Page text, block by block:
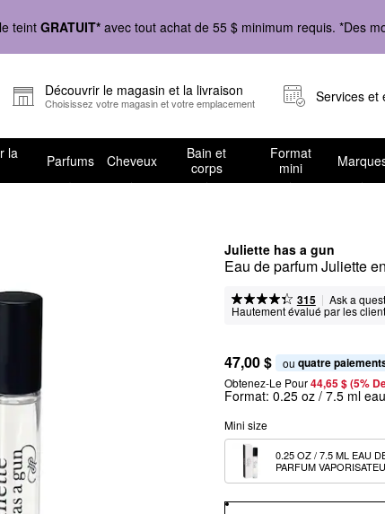
teint GRATUIT* avec tout achat de 55 $ minimum requis. *Des
Découvrir le magasin et la livraison
Choisissez votre magasin et votre emplacement Services et
la
Parfums Cheveux
Bain et
corps
Format
mini
Juliette has a gun
Eau de parfum Juliette
315 | Ask a
Hautement évalué par les
47,00 $ ou quatre
Obtenez-Le Pour44,65 $ (5%
Format: 0.25 oz / 7.5 ml
Mini size
0.25 OZ / 7.5 ML EAU
PARFUM